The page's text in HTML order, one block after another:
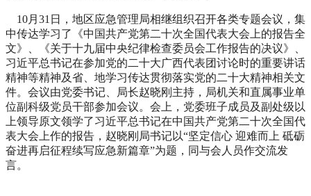
10月31日，地区应急管理局相继组织召开各类专题会议，集
中传达学习了《中国共产党第二十次全国代表大会上的报告全
文》、《关于十九届中央纪律检查委员会工作报告的决议》、
习近平总书记在参加党的二十大广西代表团讨论时的重要讲话
精神等精神及省、地学习传达贯彻落实党的二十大精神相关文
件。 会议由党委书记、局长赵晓刚主持，局机关和直属事业单
位副科级党员干部参加会议。 会上，党委班子成员及副处级以
上领导原文领学了习近平总书记在中国共产党第二十次全国代
表大会上作的报告，赵晓刚局书记以“坚定信心 迎难而上 砥砺
奋进再启征程续写应急新篇章”为题，同与会人员作交流发
言。